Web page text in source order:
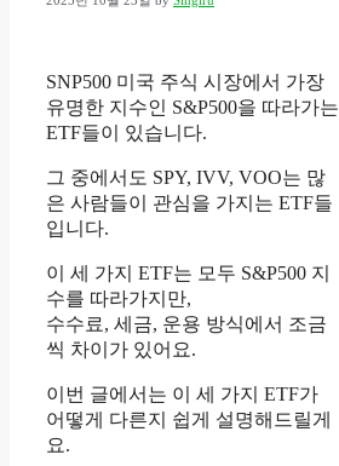
SNP500 미국 주식 시장에서 가장
유명한 지수인 S&P500을 따라가는
ETF들이 있습니다.
그 중에서도 SPY, IVV, VOO는 많
은 사람들이 관심을 가지는 ETF들
입니다.
이 세 가지 ETF는 모두 S&P500 지
수를 따라가지만,
수수료, 세금, 운용 방식에서 조금
씩 차이가 있어요.
이번 글에서는 이 세 가지 ETF가
어떻게 다른지 쉽게 설명해드릴게
요.